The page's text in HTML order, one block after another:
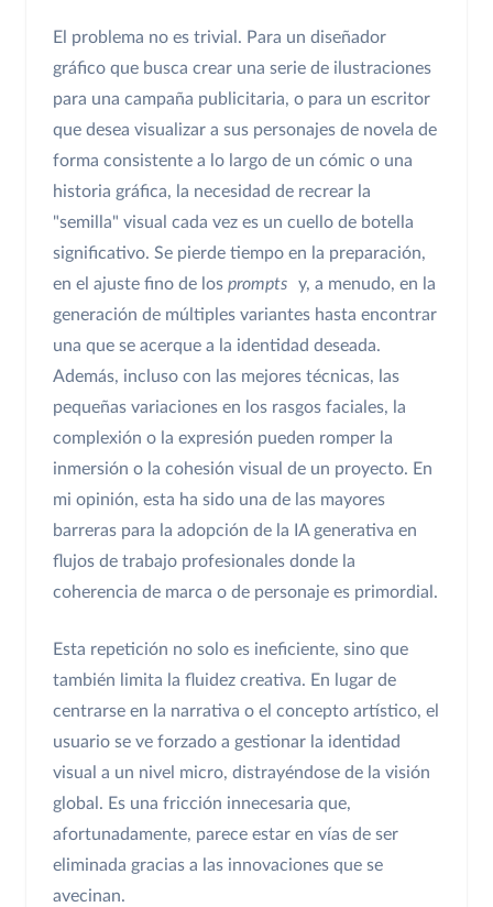
El problema no es trivial. Para un diseñador
gráfico que busca crear una serie de ilustraciones
para una campaña publicitaria, o para un escritor
que desea visualizar a sus personajes de novela de
forma consistente a lo largo de un cómic o una
historia gráfica, la necesidad de recrear la
"semilla" visual cada vez es un cuello de botella
significativo. Se pierde tiempo en la preparación,
en el ajuste fino de los prompts
y, a menudo, en la
generación de múltiples variantes hasta encontrar
una que se acerque a la identidad deseada.
Además, incluso con las mejores técnicas, las
pequeñas variaciones en los rasgos faciales, la
complexión o la expresión pueden romper la
inmersión o la cohesión visual de un proyecto. En
mi opinión, esta ha sido una de las mayores
barreras para la adopción de la IA generativa en
flujos de trabajo profesionales donde la
coherencia de marca o de personaje es primordial.
Esta repetición no solo es ineficiente, sino que
también limita la fluidez creativa. En lugar de
centrarse en la narrativa o el concepto artístico, el
usuario se ve forzado a gestionar la identidad
visual a un nivel micro, distrayéndose de la visión
global. Es una fricción innecesaria que,
afortunadamente, parece estar en vías de ser
eliminada gracias a las innovaciones que se
avecinan.